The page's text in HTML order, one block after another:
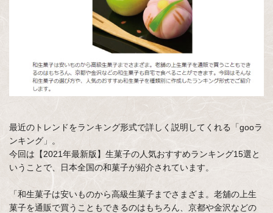
最近のトレンドをランキング形式で詳しく説明してくれる「gooラ
ンキング」。
今回は【2021年最新版】生菓子の人気おすすめランキング15選と
いうことで、日本全国の和菓子が紹介されています。
「和生菓子は安いものから高級生菓子までさまざま。老舖の上生
菓子を通販で買うこともできるのはもちろん、京都や金沢などの